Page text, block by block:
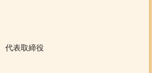
代表取締役